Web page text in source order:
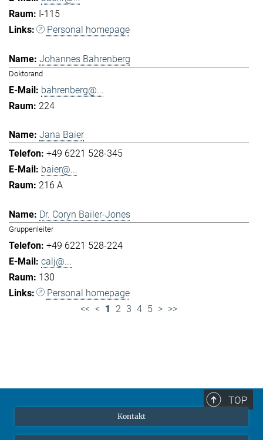
I-115
Personal homepage
Johannes Bahrenberg
Doktorand
bahrenberg@...
224
Jana Baier
+49 6221 528-345
baier@...
216 A
Dr. Coryn Bailer-Jones
Gruppenleiter
+49 6221 528-224
calj@...
130
Personal homepage
<< < 1 2 3 4 5 > >>
TOP
Kontakt